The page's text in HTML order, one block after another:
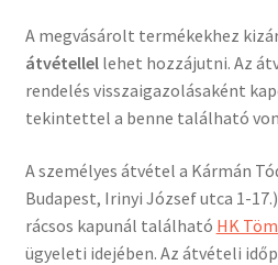
Fizetés
Átvételi információk
A megvásárolt termékekhez
átvétellellehet hozzájutni. Az
rendelés visszaigazolásaként
tekintettel a benne található
A személyes átvétel a Kármán
Budapest, Irinyi József utca 1-
rácsos kapunál található HK
ügyeleti idejében. Az átvételi